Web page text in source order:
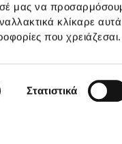
μας να
κλίκαρε
που χρειάζεσαι.
Στατιστικά
Καταστήματα